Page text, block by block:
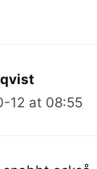
12 at 08:55